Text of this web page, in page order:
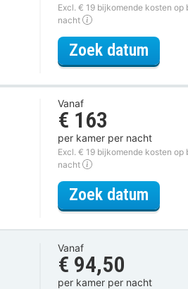
Excl. € 19 bijkomende kosten op
nacht
Zoek datum
Vanaf
€ 163
per kamer per nacht
Excl. € 19 bijkomende kosten op
nacht
Zoek datum
Vanaf
€ 94,50
per kamer per nacht